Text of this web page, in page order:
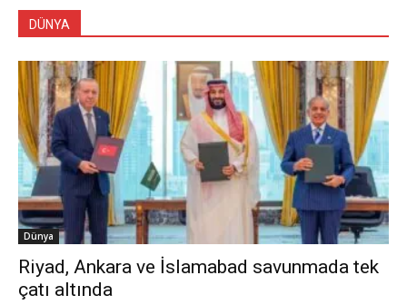
DÜNYA
Dünya
Riyad, Ankara ve İslamabad savunmada tek
çatı altında